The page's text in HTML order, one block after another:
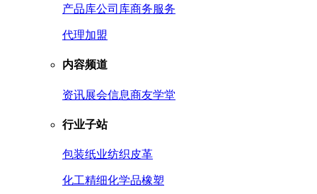
产品库公司库商务服务
代理加盟
内容频道
资讯展会信息商友学堂
行业子站
包装纸业纺织皮革
化工精细化学品橡塑